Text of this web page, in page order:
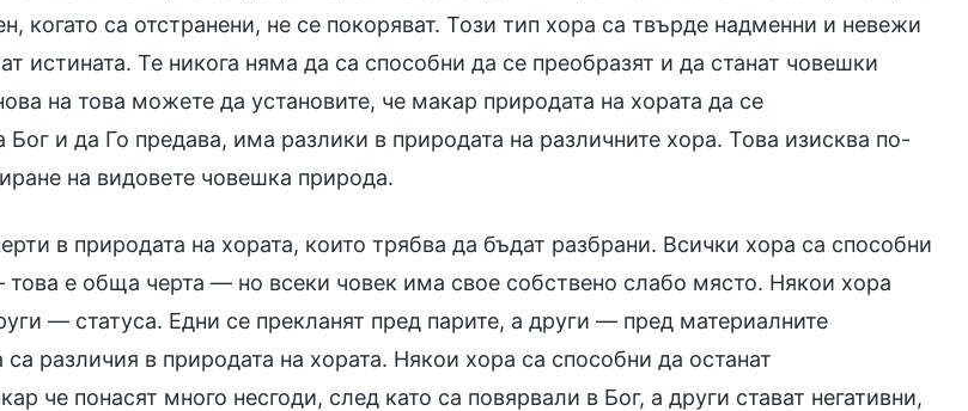
когато са отстранени, не се покоряват. Този тип хора са твърде надменни и невежи
истината. Те никога няма да са способни да се преобразят и да станат човешки
на това можете да установите, че макар природата на хората да се
Бог и да Го предава, има разлики в природата на различните хора. Това изисква по-
на видовете човешка природа.
в природата на хората, които трябва да бъдат разбрани. Всички хора са способни
е обща черта — но всеки човек има свое собствено слабо място. Някои хора
— статуса. Едни се прекланят пред парите, а други — пред материалните
различия в природата на хората. Някои хора са способни да останат
че понасят много несгоди, след като са повярвали в Бог, а други стават негативни,